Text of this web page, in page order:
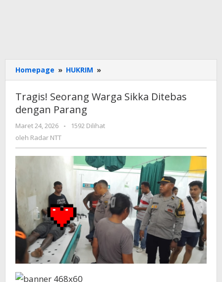
Homepage » HUKRIM »
Seorang
Sikka
dengan
Tragis! Seorang Warga Sikka Ditebas
dengan Parang
Maret 24, 2026
oleh
-
1592 Dilihat
oleh Radar NTT